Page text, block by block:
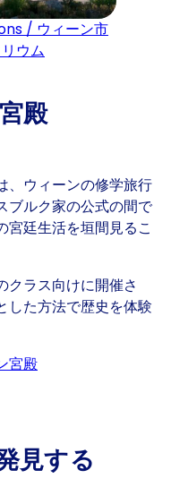
/ ウィーン市
ウム
殿
、ウィーンの修学旅行
ブルク家の公式の間で
宮廷生活を垣間見るこ
クラス向けに開催さ
した方法で歴史を体験
宮殿
見する